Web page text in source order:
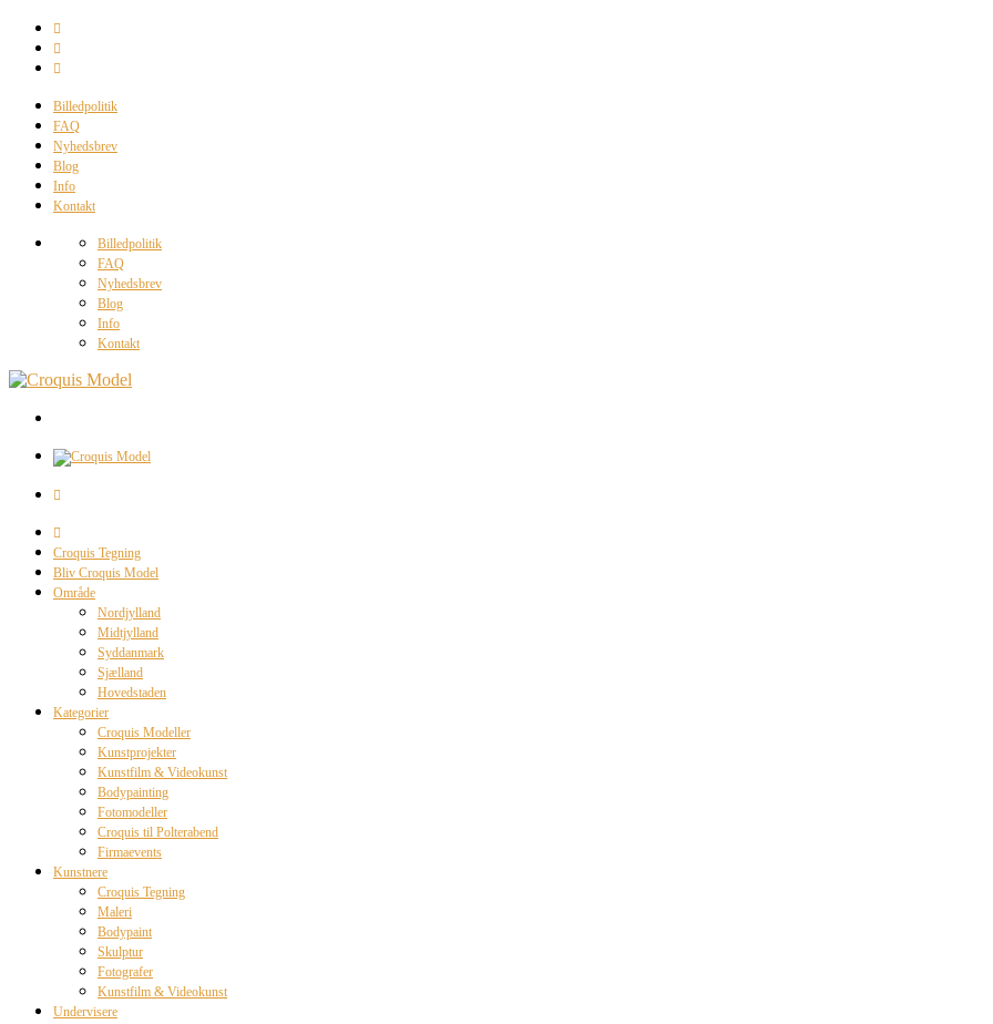
Billedpolitik
FAQ
Nyhedsbrev
Blog
Info
Kontakt
Billedpolitik
FAQ
Nyhedsbrev
Blog
Info
Kontakt
Croquis Tegning
Bliv Croquis Model
Område
Nordjylland
Midtjylland
Syddanmark
Sjælland
Hovedstaden
Kategorier
Croquis Modeller
Kunstprojekter
Kunstfilm & Videokunst
Bodypainting
Fotomodeller
Croquis til Polterabend
Firmaevents
Kunstnere
Croquis Tegning
Maleri
Bodypaint
Skulptur
Fotografer
Kunstfilm & Videokunst
Undervisere